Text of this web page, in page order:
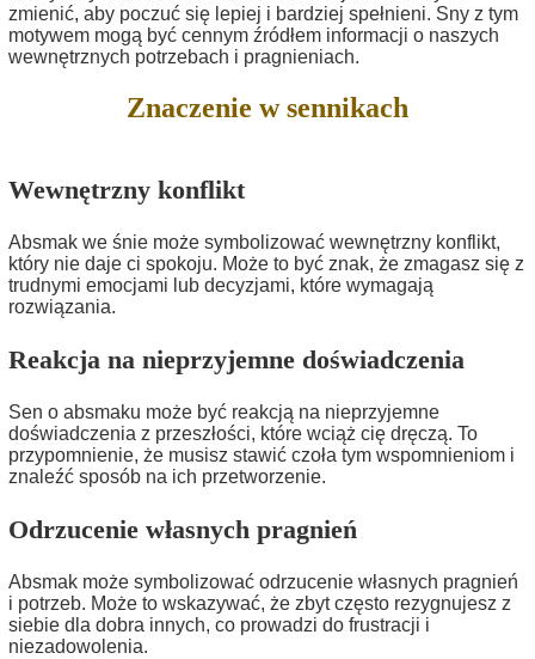
zmienić, aby poczuć się lepiej i bardziej spełnieni. Sny z tym
motywem mogą być cennym źródłem informacji o naszych
wewnętrznych potrzebach i pragnieniach.
Znaczenie w sennikach
Wewnętrzny konflikt
Absmak we śnie może symbolizować wewnętrzny konflikt,
który nie daje ci spokoju. Może to być znak, że zmagasz się z
trudnymi emocjami lub decyzjami, które wymagają
rozwiązania.
Reakcja na nieprzyjemne doświadczenia
Sen o absmaku może być reakcją na nieprzyjemne
doświadczenia z przeszłości, które wciąż cię dręczą. To
przypomnienie, że musisz stawić czoła tym wspomnieniom i
znaleźć sposób na ich przetworzenie.
Odrzucenie własnych pragnień
Absmak może symbolizować odrzucenie własnych pragnień
i potrzeb. Może to wskazywać, że zbyt często rezygnujesz z
siebie dla dobra innych, co prowadzi do frustracji i
niezadowolenia.